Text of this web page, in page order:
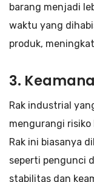
barang menjadi
waktu yang
produk,
3.
Rak industrial
mengurangi risiko
Rak ini biasanya
seperti pengunci
stabilitas dan